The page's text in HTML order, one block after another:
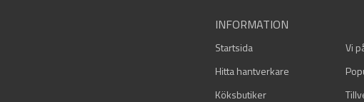
INFORMATION
Startsida Vi
Hitta hantverkare
Köksbutiker